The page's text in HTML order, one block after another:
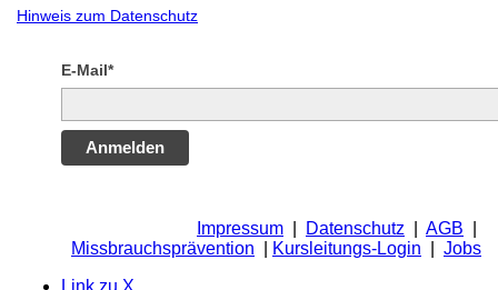
Hinweis zum Datenschutz
E-Mail*
Anmelden
Impressum Datenschutz AGB
Missbrauchsprävention
Kursleitungs-Login
Jobs
Link zu X